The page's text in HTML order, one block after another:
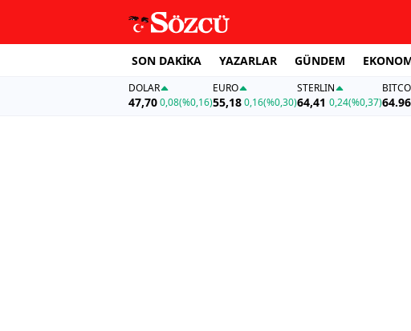
SON DAKİKA YAZARLAR GÜNDEM
DOLAR
47,700,08(%0,16)
EURO
55,18 0,16(%0,30)
STERLIN
64,41 0,24(%0,37)